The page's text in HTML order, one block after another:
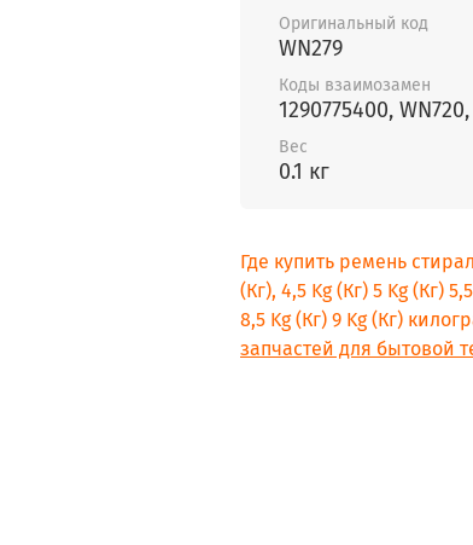
Оригинальный код
WN279
Коды взаимозамен
1290775400,
Вес
0.1 кг
Где купить ремень
(Кг), 4,5 Kg (Кг) 5 Kg (Кг)
8,5 Kg (Кг) 9 Kg (Кг)
запчастей для бытовой